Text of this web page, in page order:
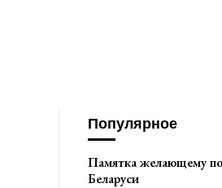
Популярное
Памятка желающему
Беларуси